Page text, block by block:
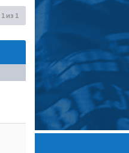
1из 1